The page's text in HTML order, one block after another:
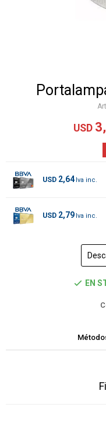
USD
USD 2,64
USD 2,79
EN